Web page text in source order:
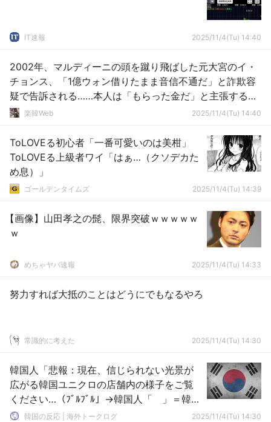
IT速報 2025/11/4(Tu) 14:40
2002年、マルディーニの頭を蹴り飛ばした元大宮のイ・
チョンス、「1億ウォン借りたまま音信不通だ」と詐欺容
疑で告訴される……本人は「もらった金だ」と主張するも
のの……イ・チョンスだからなぁ
楽韓Web 2025/11/4(Tu) 14:40
ToLOVEる初心者「一番可愛いのは美柑」
ToLOVEる上級者ワイ「はぁ…（クソデカた
め息）」
ゴールデンタイムズ 2025/11/4(Tu) 14:39
【画像】山田孝之の髭、限界突破ｗｗｗｗｗ
ｗ
めちゃヤバ速報 2025/11/4(Tu) 14:33
努力すれば大抵のことはどうにでもなるやろ
常識的に考えた 2025/11/4(Tu) 14:30
韓国人「悲報：現在、信じられない光景が
広がる韓国ユニクロの店舗内の様子をご覧
ください…（ﾌﾞﾙﾌﾞﾙ」→韓国人「 」＝韓国
の反応韓国の反応 | 海外トークログ 2025/11/4(Tu) 14:30